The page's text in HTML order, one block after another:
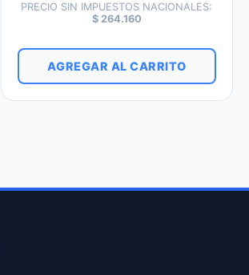
PRECIO SIN IMPUESTOS NACIONALES:
$264.160
AGREGAR AL CARRITO